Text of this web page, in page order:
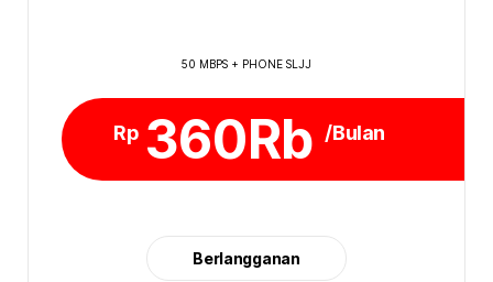
50 MBPS + PHONE SLJJ
Rp 360Rb /Bulan
Berlangganan